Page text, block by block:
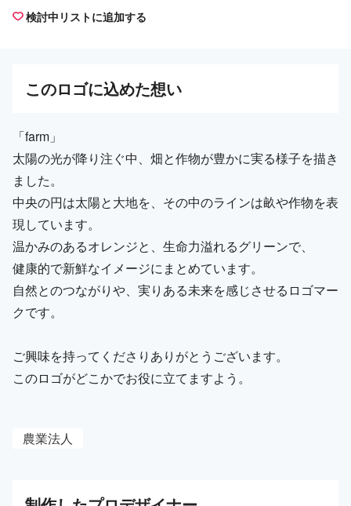
検討中リストに追加する
このロゴに込めた想い
「farm」
太陽の光が降り注ぐ中、畑と作物が豊かに実る様子を描き
ました。
中央の円は太陽と大地を、その中のラインは畝や作物を表
現しています。
温かみのあるオレンジと、生命力溢れるグリーンで、
健康的で新鮮なイメージにまとめています。
自然とのつながりや、実りある未来を感じさせるロゴマー
クです。
ご興味を持ってくださりありがとうございます。
このロゴがどこかでお役に立てますよう。
農業法人